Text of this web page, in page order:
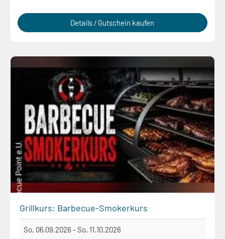
Details / Gutschein kaufen
Grillkurs: Barbecue-Smokerkurs
So, 06.09.2026 - So, 11.10.2026